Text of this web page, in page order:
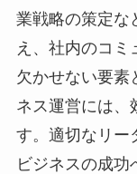
業戦略の策定な
え、社内のコミ
欠かせない要素
ネス運営には、
す。適切なリー
ビジネスの成功